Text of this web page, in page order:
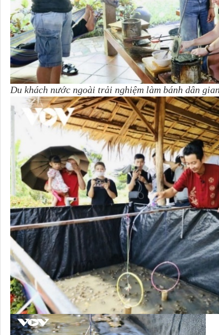
Du khách nước ngoài trải nghiệm làm bánh dân